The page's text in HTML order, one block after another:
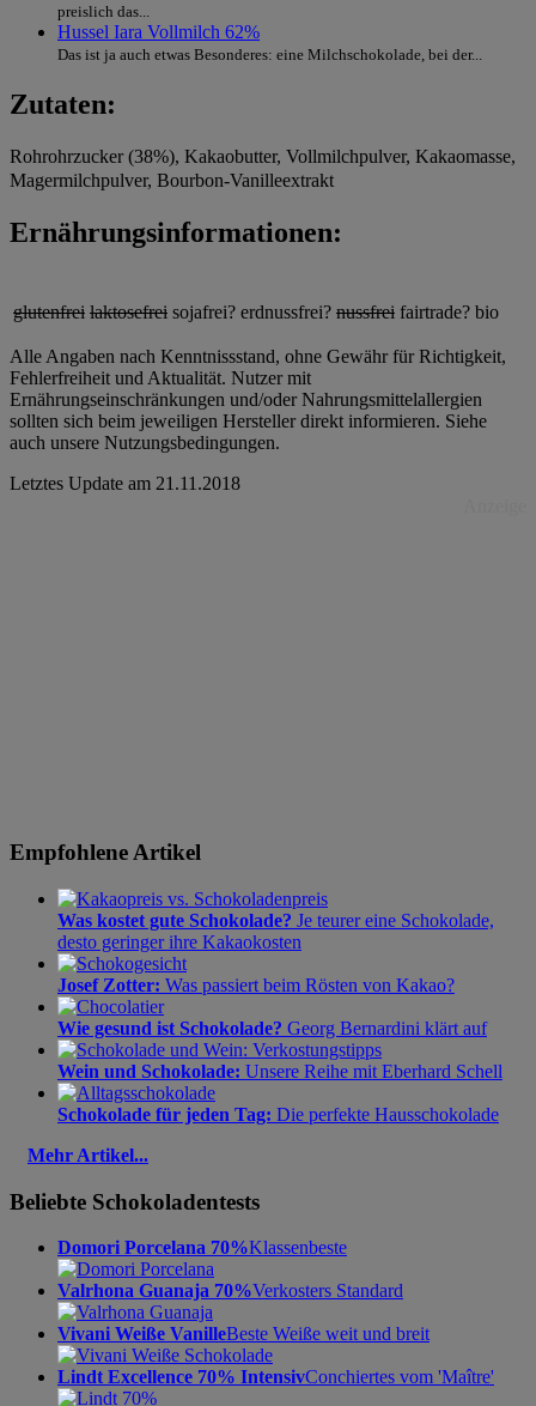
preislich das...
Hussel Iara Vollmilch 62%
Das ist ja auch etwas Besonderes: eine Milchschokolade, bei der...
Zutaten:
Rohrohrzucker (38%), Kakaobutter, Vollmilchpulver, Kakaomasse,
Magermilchpulver, Bourbon-Vanilleextrakt
Ernährungsinformationen:
glutenfrei laktosefrei sojafrei? erdnussfrei? nussfrei fairtrade? bio
Alle Angaben nach Kenntnissstand, ohne Gewähr für Richtigkeit,
Fehlerfreiheit und Aktualität. Nutzer mit
Ernährungseinschränkungen und/oder Nahrungsmittelallergien
sollten sich beim jeweiligen Hersteller direkt informieren. Siehe
auch unsere Nutzungsbedingungen.
Letztes Update am 21.11.2018
Empfohlene Artikel
Was kostet gute Schokolade? Je teurer eine Schokolade,
desto geringer ihre Kakaokosten
Josef Zotter: Was passiert beim Rösten von Kakao?
Wie gesund ist Schokolade? Georg Bernardini klärt auf
Wein und Schokolade: Unsere Reihe mit Eberhard Schell
Schokolade für jeden Tag: Die perfekte Hausschokolade
Mehr Artikel...
Beliebte Schokoladentests
Domori Porcelana 70%Klassenbeste
Valrhona Guanaja 70%Verkosters Standard
Vivani Weiße VanilleBeste Weiße weit und breit
Lindt Excellence 70% IntensivConchiertes vom 'Maître'